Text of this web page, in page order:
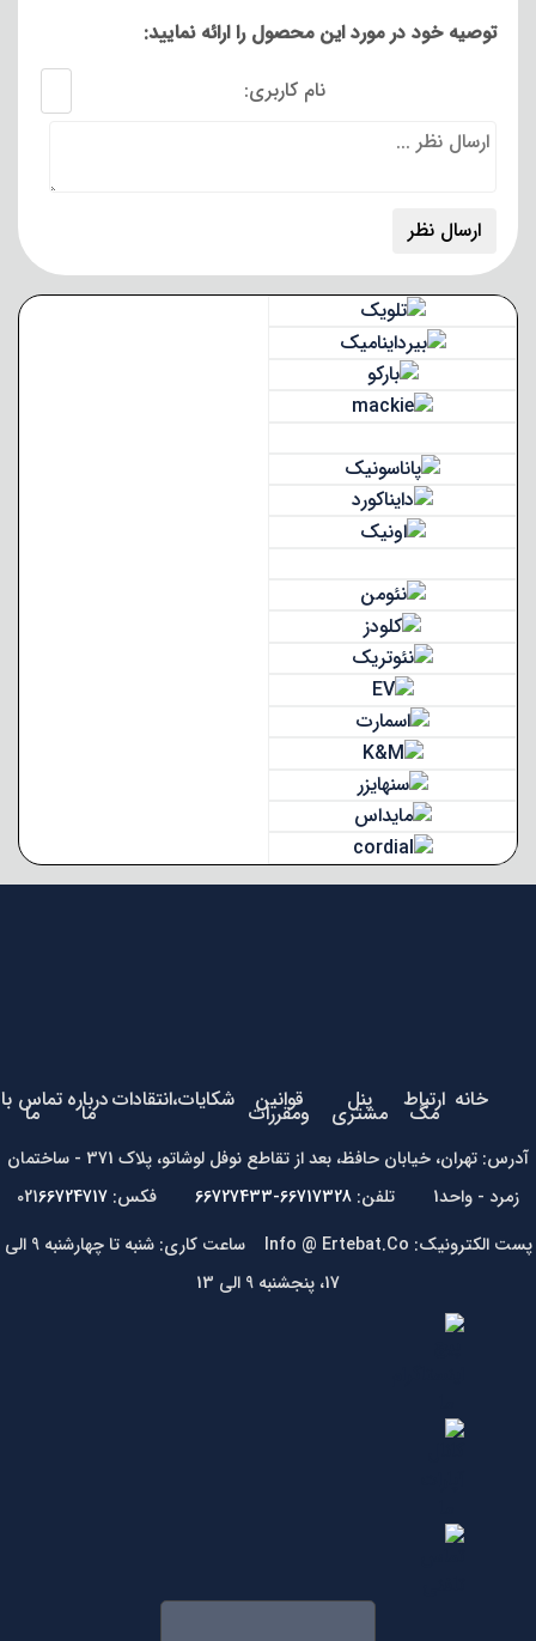
توصیه خود در مورد این محصول را ارائه نمایید:
نام کاربری:
خانه ارتباط
مگ پنل
مشتری قوانین
ومقررات شکایات،انتقاداتدرباره
ما تماس با
ما
آدرس: تهران، خیابان حافظ، بعد از تقاطع نوفل لوشاتو، پلاک 371 - ساختمان
زمرد - واحد1 تلفن:
66717328-66727433 فکس: 021 66724717
پست الکترونیک: Info @ Ertebat.Co ساعت کاری: شنبه تا چهارشنبه 9 الی
17، پنجشنبه 9 الی 13